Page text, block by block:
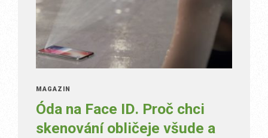
MAGAZÍN
Óda na Face ID. Proč chci
skenování obličeje všude a